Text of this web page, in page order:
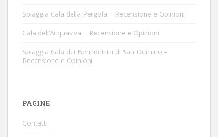
Spiaggia Cala della Pergola – Recensione e Opinioni
Cala dell’Acquaviva – Recensione e Opinioni
Spiaggia Cala dei Benedettini di San Domino –
Recensione e Opinioni
PAGINE
Contatti